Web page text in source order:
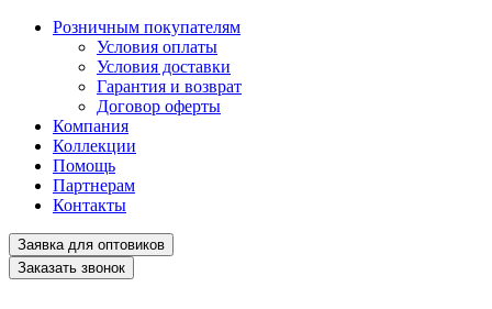
Розничным покупателям
Условия оплаты
Условия доставки
Гарантия и возврат
Договор оферты
Компания
Коллекции
Помощь
Партнерам
Контакты
Заявка для оптовиков
Заказать звонок